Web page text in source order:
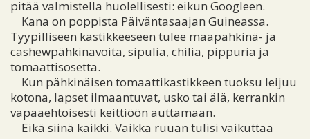
pitää valmistella huolellisesti: eikun Googleen.
Kana on poppista Päiväntasaajan Guineassa.
Tyypilliseen kastikkeeseen tulee maapähkinä- ja
cashewpähkinävoita, sipulia, chiliä, pippuria ja
tomaattisosetta.
Kun pähkinäisen tomaattikastikkeen tuoksu leijuu
kotona, lapset ilmaantuvat, usko tai älä, kerrankin
vapaaehtoisesti keittiöön auttamaan.
Eikä siinä kaikki. Vaikka ruuan tulisi vaikuttaa